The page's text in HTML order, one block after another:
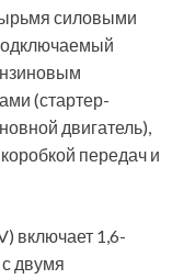
силовыми
(стартер-
двигатель),
передач и
включает 1,6-
двумя